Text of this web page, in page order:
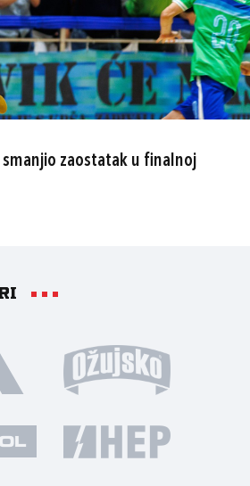
smanjio zaostatak u finalnoj